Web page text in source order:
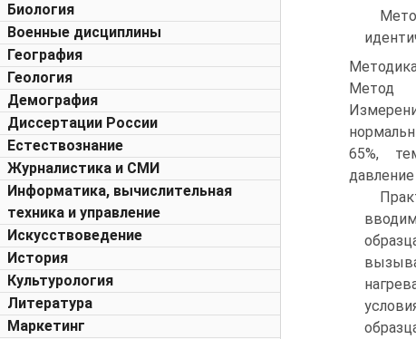
Биология
Военные дисциплины
География
Геология
Демография
Диссертации России
Естествознание
Журналистика и СМИ
Информатика, вычислительная
техника и управление
Искусствоведение
История
Культурология
Литература
Маркетинг
Метод
65%,